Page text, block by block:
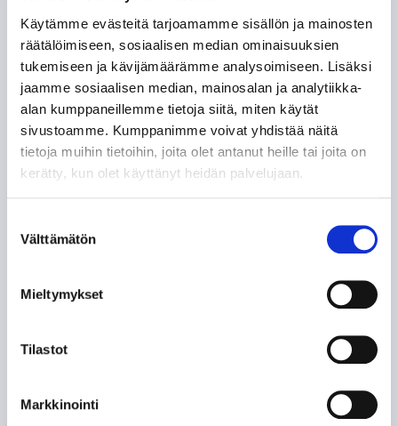
Käytämme evästeitä tarjoamamme sisällön ja mainosten
räätälöimiseen, sosiaalisen median ominaisuuksien
tukemiseen ja kävijämäärämme analysoimiseen. Lisäksi
jaamme sosiaalisen median, mainosalan ja analytiikka-
alan kumppaneillemme tietoja siitä, miten käytät
sivustoamme. Kumppanimme voivat yhdistää näitä
tietoja muihin tietoihin, joita olet antanut heille tai joita on
kerätty, kun olet käyttänyt heidän palvelujaan.
valinta
Välttämätön
Mieltymykset
Tilastot
Markkinointi
LEIGH BANNISTER – KANADALAINEN KOVANAAMA
KIRVESRINNOISSA
POHJOIS-AMERIKAN AMMATTILAISET TASON
MITTARINA
TAPPARAN RANSKALAINEN VISIITTI ALASARJAAN